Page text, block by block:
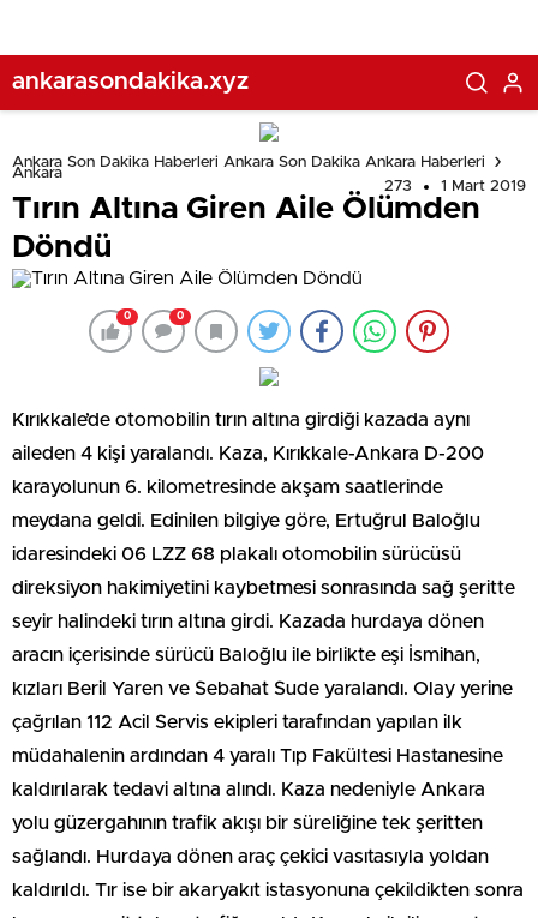
ankarasondakika.xyz
Ankara Son Dakika Haberleri Ankara Son Dakika Ankara Haberleri
Ankara
273
1 Mart 2019
Tırın Altına Giren Aile Ölümden
Döndü
0 0
Kırıkkale’de otomobilin tırın altına girdiği kazada aynı
aileden 4 kişi yaralandı. Kaza, Kırıkkale-Ankara D-200
karayolunun 6. kilometresinde akşam saatlerinde
meydana geldi. Edinilen bilgiye göre, Ertuğrul Baloğlu
idaresindeki 06 LZZ 68 plakalı otomobilin sürücüsü
direksiyon hakimiyetini kaybetmesi sonrasında sağ şeritte
seyir halindeki tırın altına girdi. Kazada hurdaya dönen
aracın içerisinde sürücü Baloğlu ile birlikte eşi İsmihan,
kızları Beril Yaren ve Sebahat Sude yaralandı. Olay yerine
çağrılan 112 Acil Servis ekipleri tarafından yapılan ilk
müdahalenin ardından 4 yaralı Tıp Fakültesi Hastanesine
kaldırılarak tedavi altına alındı. Kaza nedeniyle Ankara
yolu güzergahının trafik akışı bir süreliğine tek şeritten
sağlandı. Hurdaya dönen araç çekici vasıtasıyla yoldan
kaldırıldı. Tır ise bir akaryakıt istasyonuna çekildikten sonra